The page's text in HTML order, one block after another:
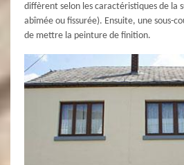
diffèrent selon les caractéristiques de la
abîmée ou fissurée). Ensuite, une sous-
de mettre la peinture de finition.